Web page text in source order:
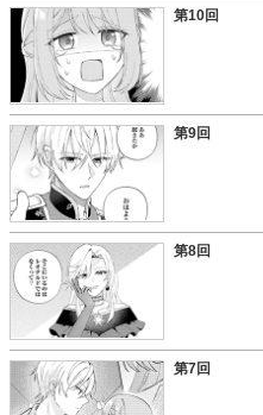
だけど見せてやります大人力～
ュー。好きなことは昼寝と夜寝
す。
第10回
この話を読む
第9回
この話を読む
第8回
第7回